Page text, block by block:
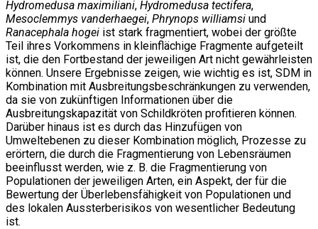
Hydromedusa maximiliani, Hydromedusa tectifera,
Mesoclemmys vanderhaegei, Phrynops williamsi und
Ranacephala hogei ist stark fragmentiert, wobei der größte
Teil ihres Vorkommens in kleinflächige Fragmente aufgeteilt
ist, die den Fortbestand der jeweiligen Art nicht gewährleisten
können. Unsere Ergebnisse zeigen, wie wichtig es ist, SDM in
Kombination mit Ausbreitungsbeschränkungen zu verwenden,
da sie von zukünftigen Informationen über die
Ausbreitungskapazität von Schildkröten profitieren können.
Darüber hinaus ist es durch das Hinzufügen von
Umweltebenen zu dieser Kombination möglich, Prozesse zu
erörtern, die durch die Fragmentierung von Lebensräumen
beeinflusst werden, wie z. B. die Fragmentierung von
Populationen der jeweiligen Arten, ein Aspekt, der für die
Bewertung der Überlebensfähigkeit von Populationen und
des lokalen Aussterberisikos von wesentlicher Bedeutung
ist.